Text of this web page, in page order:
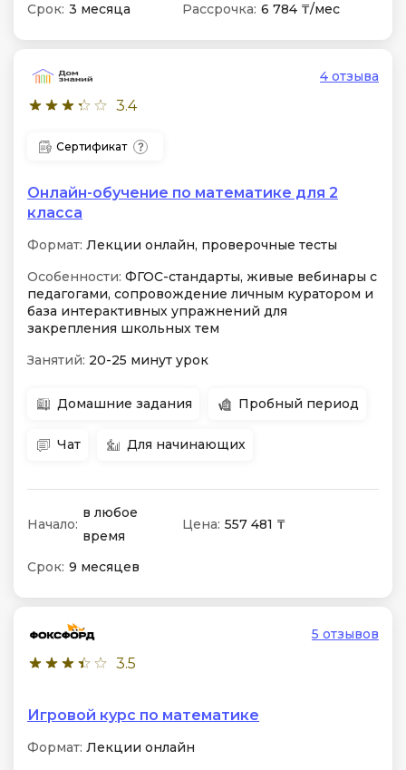
Срок: 3 месяца Рассрочка: 6 784 ₸/мес
3.4
4 отзыва
Сертификат
Онлайн-обучение по математике для 2
класса
Формат: Лекции онлайн, проверочные тесты
Особенности: ФГОС-стандарты, живые вебинары с
педагогами, сопровождение личным куратором и
база интерактивных упражнений для
закрепления школьных тем
Занятий: 20-25 минут урок
Домашние задания Пробный период
Чат Для начинающих
Начало:
в любое
время
Цена: 557 481 ₸
Срок: 9 месяцев
3.5
5 отзывов
Игровой курс по математике
Формат: Лекции онлайн